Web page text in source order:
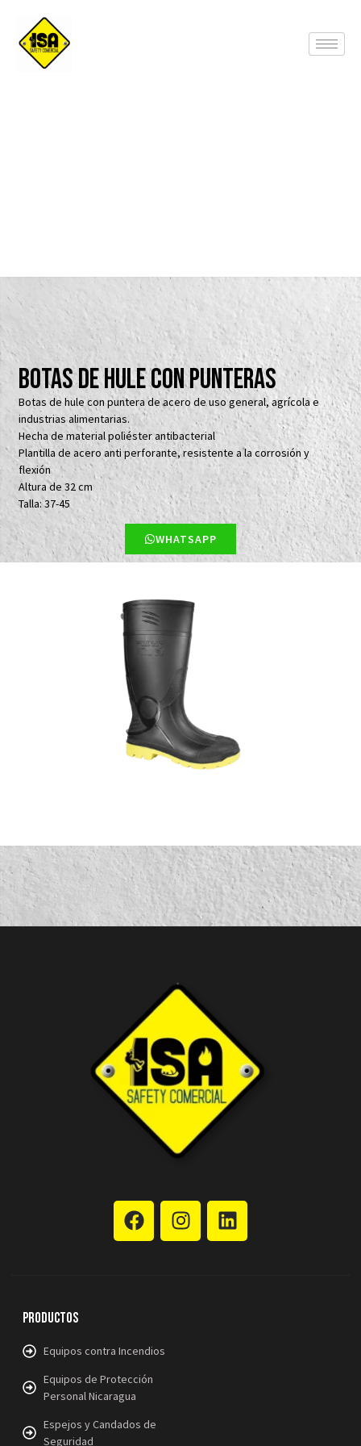
Botas de hule con punteras
Botas de hule con puntera de acero de uso general, agrícola e
industrias alimentarias.
Hecha de material poliéster antibacterial
Plantilla de acero anti perforante, resistente a la corrosión y
flexión
Altura de 32 cm
Talla: 37-45
WHATSAPP
Productos
Equipos contra Incendios
Equipos de Protección
Personal Nicaragua
Espejos y Candados de
Seguridad